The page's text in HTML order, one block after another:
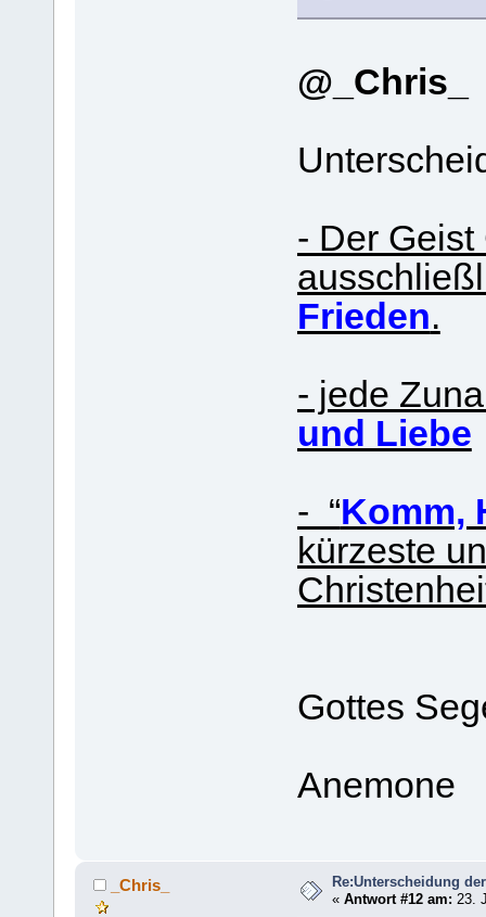
@_Chris_
- Der Geist
Frieden.
- jede
und Liebe
- “Komm,
kürzeste
Gottes
Anemone
_Chris_
Re:Unterscheidung
«Antwort #12 am: 23.